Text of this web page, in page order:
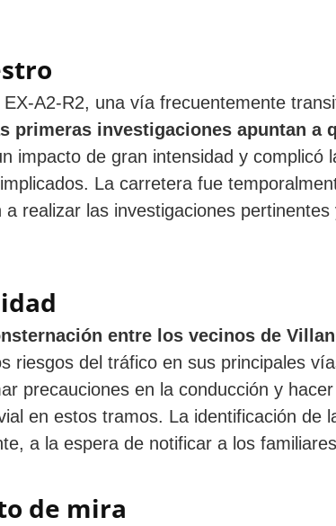
A2-R2, una vía frecuentemente
primeras investigaciones apuntan a
impacto de gran intensidad y complicó
La carretera fue
realizar las investigaciones pertinentes
entre los vecinos de
riesgos del tráfico en sus principales
precauciones en la conducción y
en estos tramos. La identificación de
a la espera de notificar a los
de mira